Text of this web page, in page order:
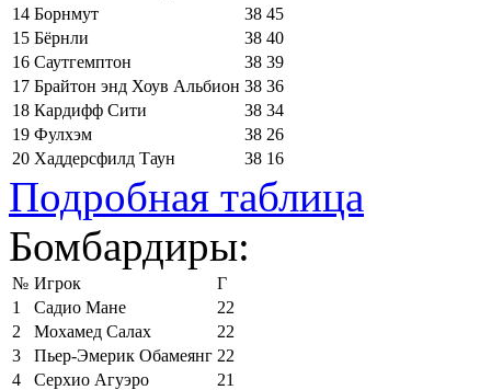
14 Борнмут 38 45
15 Бёрнли 38 40
16 Саутгемптон 38 39
17 Брайтон энд Хоув Альбион 38 36
18 Кардифф Сити 38 34
19 Фулхэм 38 26
20 Хаддерсфилд Таун 38 16
Подробная таблица
Бомбардиры:
№ Игрок
Г
1
Садио Мане
22
2
Мохамед Салах
22
3
Пьер-Эмерик Обамеянг 22
4
Серхио Агуэро
21